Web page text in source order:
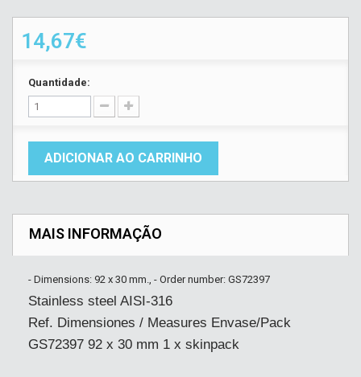
14,67€
Quantidade:
ADICIONAR AO CARRINHO
MAIS INFORMAÇÃO
- Dimensions: 92 x 30 mm., - Order number: GS72397
Stainless steel AISI-316
Ref. Dimensiones / Measures Envase/Pack
GS72397 92 x 30 mm 1 x skinpack